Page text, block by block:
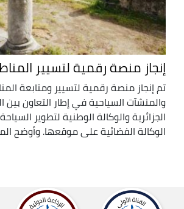
إنجاز منصة رقمية لتسيير
تم إنجاز منصة رقمية لتسيير ومتابعة
والمنشآت السياحية في إطار التعاون بين
الجزائرية والوكالة الوطنية لتطوير
الوكالة الفضائية على موقعها. وأوضح